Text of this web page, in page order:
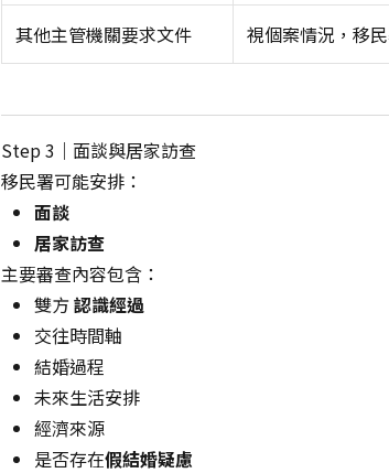
其他主管機關要求文件 視個案情況，移
Step 3｜面談與居家訪查
移民署可能安排：
面談
居家訪查
主要審查內容包含：
雙方認識經過
交往時間軸
結婚過程
未來生活安排
經濟來源
是否存在假結婚疑慮